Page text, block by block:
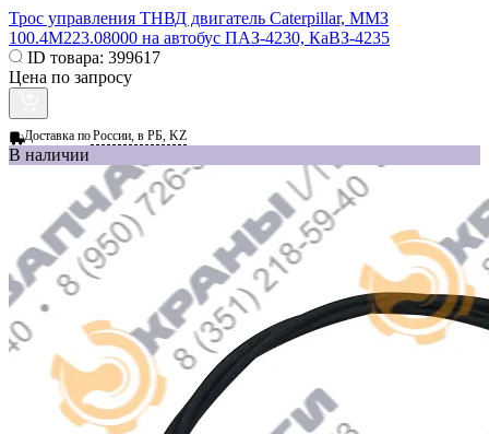
Трос управления ТНВД двигатель Caterpillar, ММЗ
100.4М223.08000 на автобус ПАЗ-4230, КаВЗ-4235
ID товара: 399617
Цена по запросу
Доставка поРоссии, в РБ, KZ
В наличии